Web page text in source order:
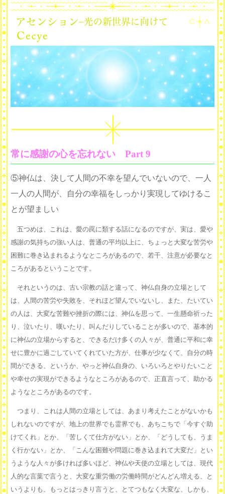
常に感謝の心を忘れない Part 9
⑤神仏は、決して人間の不幸を望んでいないので、一人
一人の人間が、自分の幸福をしっかり実現してゆけるこ
とが望ましい
五つめは、これは、愛の罠に類する話になるのですが、実は、愛や
感謝の気持ちの強い人は、普通の平均以上に、ちょっと大変な苦労や
困難に巻き込まれるようなところがあるので、若干、注意が必要なと
ころがあるということです。
それというのは、古い宗教の話と違って、神仏自身の立場として
は、人間の苦労や失敗を、それほど望んでいないし、また、たいてい
の人は、大変な苦難や挫折の際には、神仏を思って、一生懸命祈った
り、泣いたり、嘆いたり、叫んだりしていることが多いので、基本的
に神仏の立場からすると、できるだけ多くの人々が、普通に平和に幸
せに豊かに過ごしていてくれていた方が、仕事が少なくて、自分の時
間ができる、というか、やっと神仏自身の、いろいろとやりたいこと
や幸せの実現ができるようなところがあるので、正直言って、助かる
ようなところがあるのです。
つまり、これは人間の立場としては、あまり考えたことがないかも
しれないのですが、地上の世界でも霊界でも、あちこちで「今すぐ助
けてくれ」とか、「苦しくて仕方がない」とか、「どうしても、うま
く行かない」とか、「こんな困難や問題に巻き込まれて大変だ」とい
うような人々が多ければ多いほど、神仏や天使の立場としては、現代
人的な言葉で言うと、大変な重労働の労働時間がどんどん増える、と
いうよりも、もっとはっきり言うと、とてつもなく大変な、しかも、